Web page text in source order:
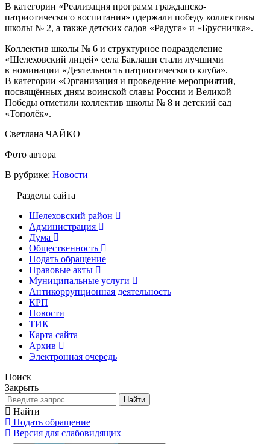
В категории «Реализация программ гражданско-
патриотического воспитания» одержали победу коллективы
школы № 2, а также детских садов «Радуга» и «Брусничка».
Коллектив школы № 6 и структурное подразделение
«Шелеховский лицей» села Баклаши стали лучшими
в номинации «Деятельность патриотического клуба».
В категории «Организация и проведение мероприятий,
посвящённых дням воинской славы России и Великой
Победы отметили коллектив школы № 8 и детский сад
«Тополёк».
Светлана ЧАЙКО
Фото автора
В рубрике: Новости
Разделы сайта
Шелеховский район
Администрация
Дума
Общественность
Подать обращение
Правовые акты
Муниципальные услуги
Антикоррупционная деятельность
КРП
Новости
ТИК
Карта сайта
Архив
Электронная очередь
Поиск
Закрыть
Найти
Найти
Подать обращение
Версия для слабовидящих